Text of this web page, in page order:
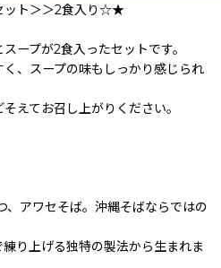
ット＞＞2食入り☆★
ープが2食入ったセットです。
、スープの味もしっかり感じられ
えてお召し上がりください。
アワセそば。沖縄そばならではの
り上げる独特の製法から生まれま